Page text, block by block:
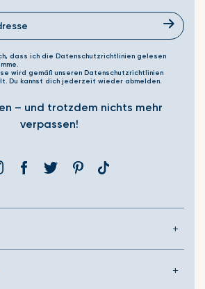
dass ich die Datenschutzrichtlinien gelesen
wird gemäß unseren Datenschutzrichtlinien
Du kannst dich jederzeit wieder abmelden.
– und trotzdem nichts mehr
verpassen!
InstagramFacebookÞjórsárdenPinterestTranslation